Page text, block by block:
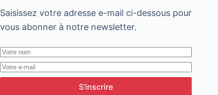
Saisissez votre adresse e-mail ci-dessous pour
vous abonner à notre newsletter.
S’inscrire